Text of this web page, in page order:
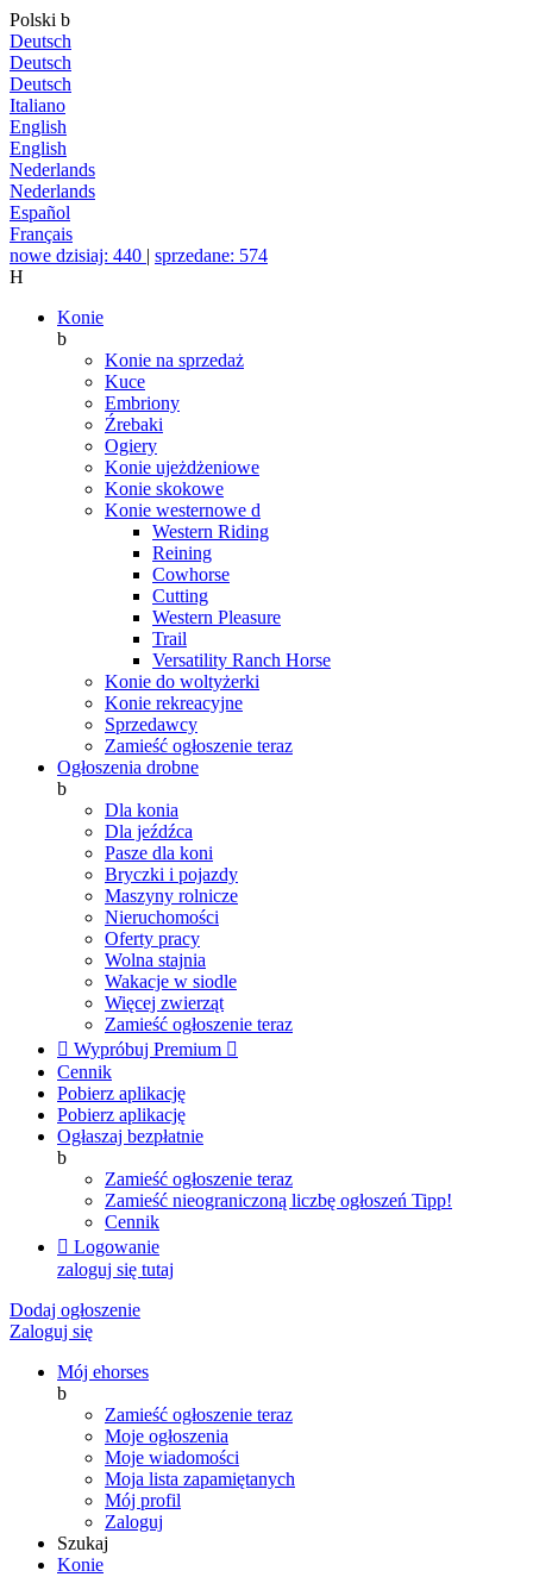
Polski b
Deutsch
Deutsch
Deutsch
Italiano
English
English
Nederlands
Nederlands
Español
Français
nowe dzisiaj: 440 | sprzedane: 574
H
Konie
b
Konie na sprzedaż
Kuce
Embriony
Źrebaki
Ogiery
Konie ujeżdżeniowe
Konie skokowe
Konie westernowe d
Western Riding
Reining
Cowhorse
Cutting
Western Pleasure
Trail
Versatility Ranch Horse
Konie do woltyżerki
Konie rekreacyjne
Sprzedawcy
Zamieść ogłoszenie teraz
Ogłoszenia drobne
b
Dla konia
Dla jeźdźca
Pasze dla koni
Bryczki i pojazdy
Maszyny rolnicze
Nieruchomości
Oferty pracy
Wolna stajnia
Wakacje w siodle
Więcej zwierząt
Zamieść ogłoszenie teraz
 Wypróbuj Premium 
Cennik
Pobierz aplikację
Pobierz aplikację
Ogłaszaj bezpłatnie
b
Zamieść ogłoszenie teraz
Zamieść nieograniczoną liczbę ogłoszeń Tipp!
Cennik
 Logowanie
zaloguj się tutaj
Dodaj ogłoszenie
Zaloguj się
Mój ehorses
b
Zamieść ogłoszenie teraz
Moje ogłoszenia
Moje wiadomości
Moja lista zapamiętanych
Mój profil
Zaloguj
Szukaj
Konie